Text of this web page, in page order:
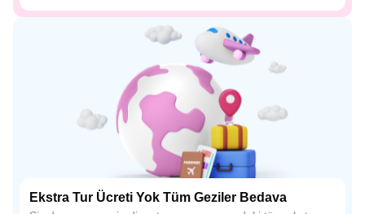
Ekstra Tur Ücreti Yok Tüm Geziler Bedava